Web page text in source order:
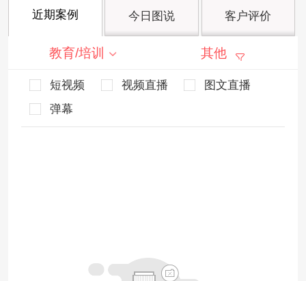
近期案例 今日图说 客户评价
教育/培训 其他
短视频 视频直播
图文直播
弹幕